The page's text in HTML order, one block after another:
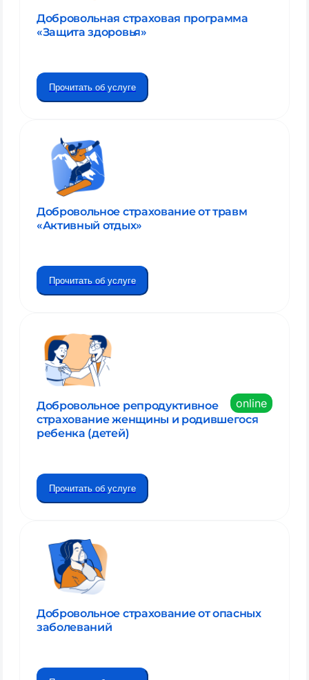
Добровольная страховая программа
«Защита здоровья»
Прочитать об услуге
Добровольное страхование от травм
«Активный отдых»
Прочитать об услуге
online
Добровольное репродуктивное
страхование женщины и родившегося
ребенка (детей)
Прочитать об услуге
Добровольное страхование от опасных
заболеваний